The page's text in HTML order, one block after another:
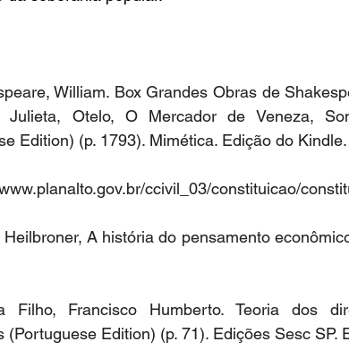
William. Box Grandes Obras de
Julieta, Otelo, O Mercador de Veneza,
Edition) (p. 1793). Mimética. Edição do Kindle.
ccivil_03/constituicao/
A história do pensamento
Filho, Francisco Humberto. Teoria dos
(Portuguese Edition) (p. 71). Edições Sesc SP.